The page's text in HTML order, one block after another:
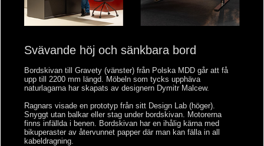
Svävande höj och sänkbara bord
Bordskivan till Gravety (vänster) från Polska MDD går att få
upp till 2200 mm längd. Möbeln som tycks upphäva
naturlagarna har skapats av designern Dymitr Malcew.
Ragnars visade en prototyp från sitt Design Lab (höger).
Snyggt utan balkar eller stag under bordskivan. Motorerna
finns infällda i benen. Bordskivan har en ihålig kärna med
bikuperaster av återvunnet papper där man kan fälla in all
kabeldragning.